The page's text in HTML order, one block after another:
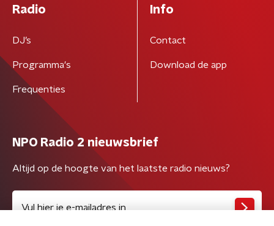
Radio
DJ’s
Programma's
Frequenties
Info
Contact
Download de app
NPO Radio 2 nieuwsbrief
Altijd op de hoogte van het laatste radio nieuws?